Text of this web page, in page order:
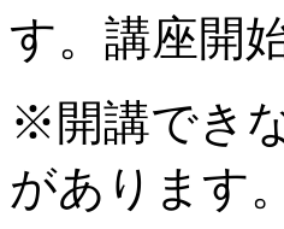
す。講座開
※開講でき
があります。